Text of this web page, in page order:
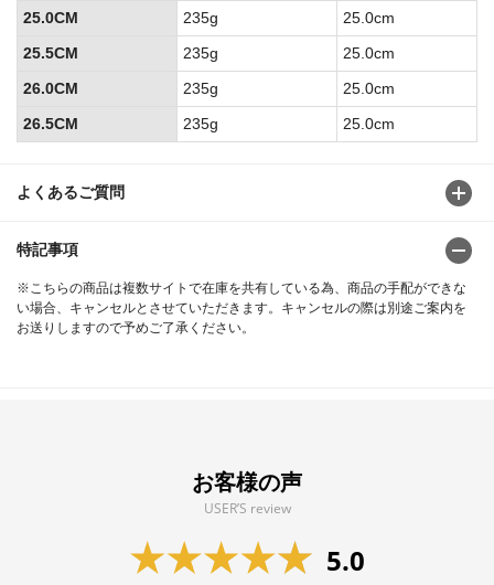
よくあるご質問
特記事項
※こちらの商品は複数サイトで在庫を共有している為、商品の手配ができな
い場合、キャンセルとさせていただきます。キャンセルの際は別途ご案内を
お送りしますので予めご了承ください。
25.0CM
235g
25.0cm
25.5CM
235g
25.0cm
26.0CM
235g
25.0cm
26.5CM
235g 25.0cm
お客様の声
USER’S review
5.0